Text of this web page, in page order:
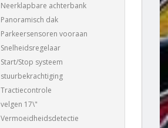
Neerklapbare achterbank
Panoramisch dak
Parkeersensoren vooraan
Snelheidsregelaar
Start/Stop systeem
stuurbekrachtiging
Tractiecontrole
velgen 17\"
Vermoeidheidsdetectie